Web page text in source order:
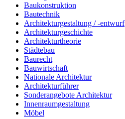
Baukonstruktion
Bautechnik
Architekturgestaltung / -entwurf
Architekturgeschichte
Architekturtheorie
Städtebau
Baurecht
Bauwirtschaft
Nationale Architektur
Architekturführer
Sonderangebote Architektur
Innenraumgestaltung
Möbel